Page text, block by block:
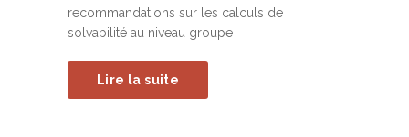
recommandations sur les calculs de
solvabilité au niveau groupe
Lire la suite